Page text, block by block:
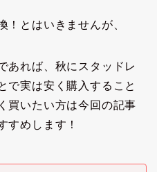
！とはいきませんが、
あれば、秋にスタッドレ
で実は安く購入すること
買いたい方は今回の記事
すめします！